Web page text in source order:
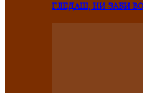
ГЛЕДАШ, НИ ЗАБИ